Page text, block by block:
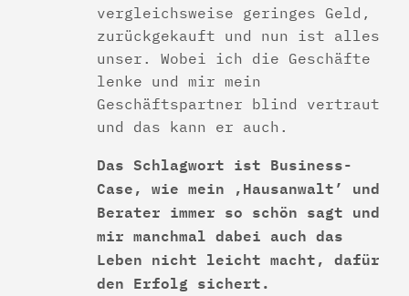
vergleichsweise geringes Geld,
zurückgekauft und nun ist alles
unser. Wobei ich die Geschäfte
lenke und mir mein
Geschäftspartner blind vertraut
und das kann er auch.
Das Schlagwort ist Business-
Case, wie mein ‚Hausanwalt’ und
Berater immer so schön sagt und
mir manchmal dabei auch das
Leben nicht leicht macht, dafür
den Erfolg sichert.